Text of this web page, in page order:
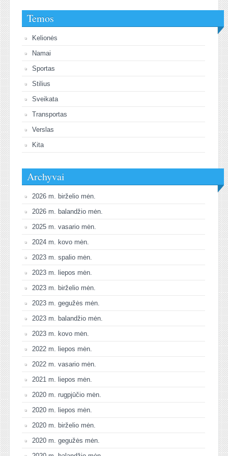
Temos
Kelionės
Namai
Sportas
Stilius
Sveikata
Transportas
Verslas
Kita
Archyvai
2026 m. birželio mėn.
2026 m. balandžio mėn.
2025 m. vasario mėn.
2024 m. kovo mėn.
2023 m. spalio mėn.
2023 m. liepos mėn.
2023 m. birželio mėn.
2023 m. gegužės mėn.
2023 m. balandžio mėn.
2023 m. kovo mėn.
2022 m. liepos mėn.
2022 m. vasario mėn.
2021 m. liepos mėn.
2020 m. rugpjūčio mėn.
2020 m. liepos mėn.
2020 m. birželio mėn.
2020 m. gegužės mėn.